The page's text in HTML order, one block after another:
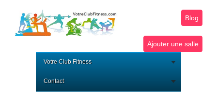
Blog
Ajouter une salle
Votre Club Fitness
Contact